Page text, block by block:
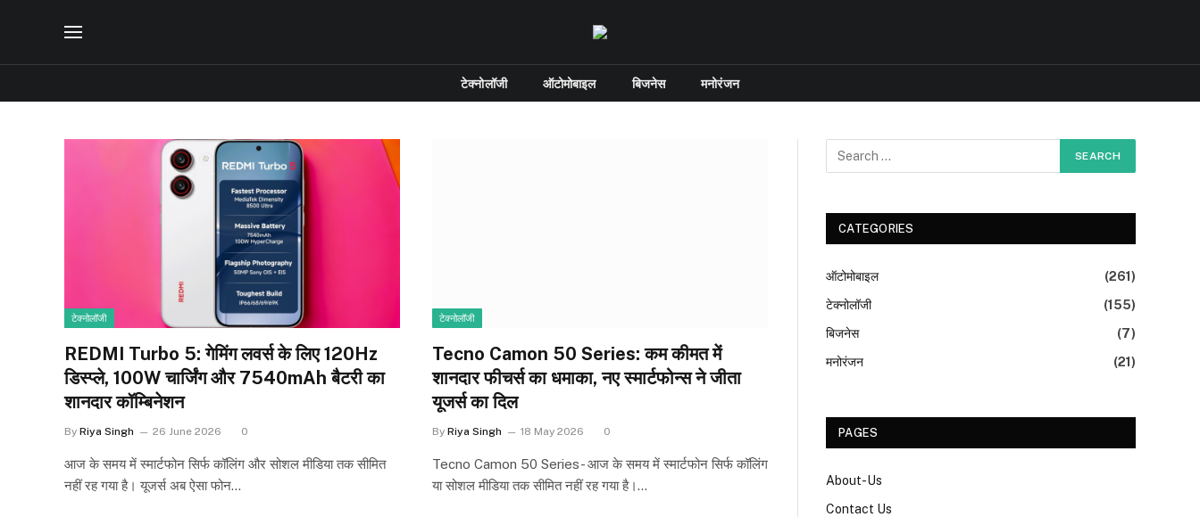
टेक्नोलॉजी ऑटोमोबाइल बिजनेस मनोरंजन
टेक्नोलॉजी
REDMI Turbo 5: गेमिंग लवर्स के लिए 120Hz
डिस्प्ले, 100W चार्जिंग और 7540mAh बैटरी का
शानदार कॉम्बिनेशन
By Riya Singh 26 June 2026 0
आज के समय में स्मार्टफोन सिर्फ कॉलिंग और सोशल मीडिया तक सीमित
नहीं रह गया है। यूजर्स अब ऐसा फोन…
टेक्नोलॉजी
Tecno Camon 50 Series: कम कीमत में
शानदार फीचर्स का धमाका, नए स्मार्टफोन्स ने जीता
यूजर्स का दिल
By Riya Singh 18 May 2026 0
Tecno Camon 50 Series- आज के समय में स्मार्टफोन सिर्फ कॉलिंग
या सोशल मीडिया तक सीमित नहीं रह गया है।…
CATEGORIES
ऑटोमोबाइल
(261)
टेक्नोलॉजी
(155)
बिजनेस
(7)
मनोरंजन
(21)
PAGES
About-Us
Contact Us